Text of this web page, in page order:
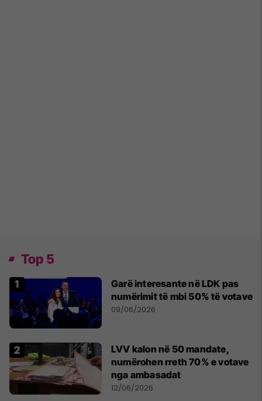
Top 5
Garë interesante në LDK pas
numërimit të mbi 50% të votave
09/06/2026
LVV kalon në 50 mandate,
numërohen rreth 70% e votave
nga ambasadat
12/06/2026